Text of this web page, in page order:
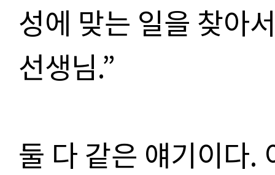
성에 맞는 일을 찾아
선생님.”
둘 다 같은 얘기이다.